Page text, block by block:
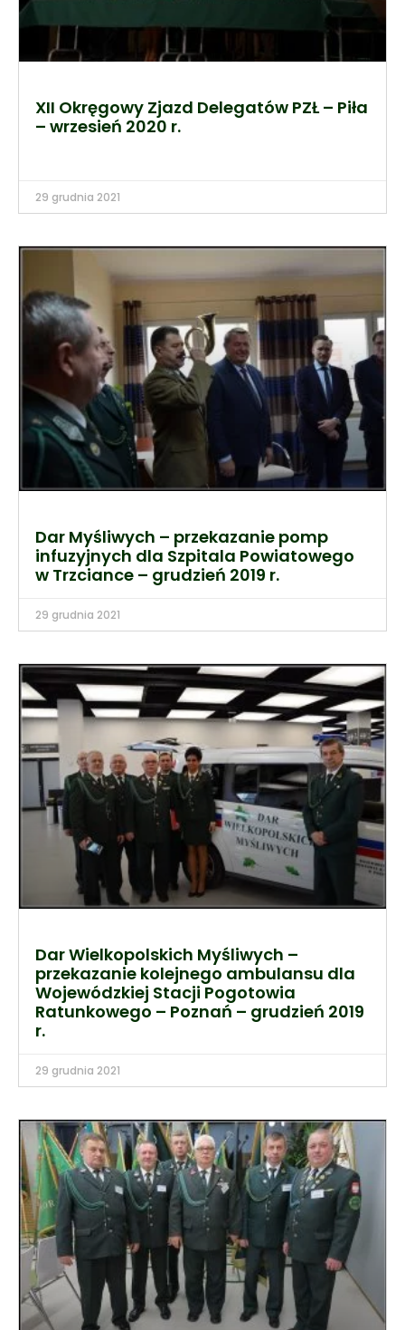
XII Okręgowy Zjazd Delegatów PZŁ – Piła
– wrzesień 2020 r.
29 grudnia 2021
Dar Myśliwych – przekazanie pomp
infuzyjnych dla Szpitala Powiatowego
w Trzciance – grudzień 2019 r.
29 grudnia 2021
Dar Wielkopolskich Myśliwych –
przekazanie kolejnego ambulansu dla
Wojewódzkiej Stacji Pogotowia
Ratunkowego – Poznań – grudzień 2019
r.
29 grudnia 2021